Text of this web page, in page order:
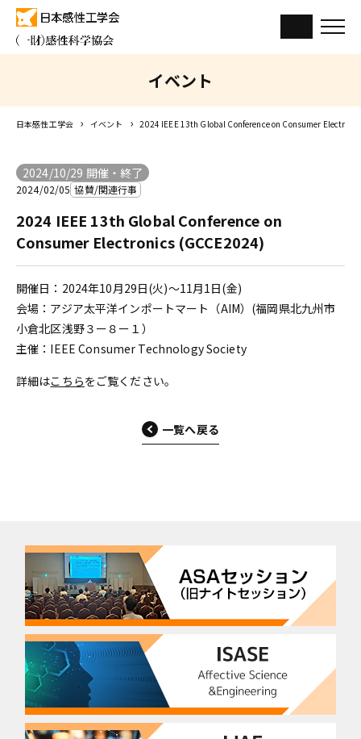
イベント
日本感性工学会 イベント 2024 IEEE 13th Global Conference on Consumer
2024/10/29 開催・終了
2024/02/05 協賛/関連行事
2024 IEEE 13th Global Conference on
Consumer Electronics (GCCE2024)
開催日：2024年10月29日(火)～11月1日(金)
会場：アジア太平洋インポートマート（AIM）(福岡県北九州市
小倉北区浅野３ー８ー１）
主催：IEEE Consumer Technology Society
詳細はこちらをご覧ください。
一覧へ戻る